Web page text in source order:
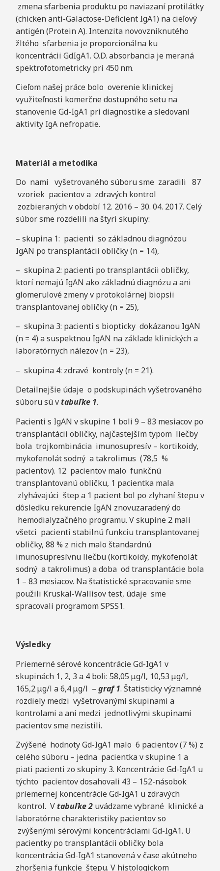
zmena sfarbenia produktu po naviazaní protilátky
(chicken anti-Galactose-Deficient IgA1) na cieľový
antigén (Protein A). Intenzita novovzniknutého
žltého sfarbenia je proporcionálna ku
koncentrácii GdIgA1. O.D. absorbancia je meraná
spektrofotometricky pri 450 nm.
Cieľom našej práce bolo overenie klinickej
využiteľnosti komerčne dostupného setu na
stanovenie Gd-IgA1 pri diagnostike a sledovaní
aktivity IgA nefropatie.
Materiál a metodika
Do nami vyšetrovaného súboru sme zaradili 87
vzoriek pacientov a zdravých kontrol
zozbieraných v období 12. 2016 – 30. 04. 2017. Celý
súbor sme rozdelili na štyri skupiny:
– skupina 1: pacienti so základnou diagnózou
IgAN po transplantácii obličky (n = 14),
– skupina 2: pacienti po transplantácii obličky,
ktorí nemajú IgAN ako základnú diagnózu a ani
glomerulové zmeny v protokolárnej biopsii
transplantovanej obličky (n = 25),
– skupina 3: pacienti s biopticky dokázanou IgAN
(n = 4) a suspektnou IgAN na základe klinických a
laboratórnych nálezov (n = 23),
– skupina 4: zdravé kontroly (n = 21).
Detailnejšie údaje o podskupinách vyšetrovaného
súboru sú vtabuľke 1.
Pacienti s IgAN v skupine 1 boli 9 – 83 mesiacov po
transplantácii obličky, najčastejším typom liečby
bola trojkombinácia imunosupresív – kortikoidy,
mykofenolát sodný a takrolimus (78,5 %
pacientov). 12 pacientov malo funkčnú
transplantovanú obličku, 1 pacientka mala
zlyhávajúci štep a 1 pacient bol po zlyhaní štepu v
dôsledku rekurencie IgAN znovuzaradený do
hemodialyzačného programu. V skupine 2 mali
všetci pacienti stabilnú funkciu transplantovanej
obličky, 88 % z nich malo štandardnú
imunosupresívnu liečbu (kortikoidy, mykofenolát
sodný a takrolimus) a doba od transplantácie bola
1 – 83 mesiacov. Na štatistické spracovanie sme
použili Kruskal-Wallisov test, údaje sme
spracovali programom SPSS1.
Výsledky
Priemerné sérové koncentrácie Gd-IgA1 v
skupinách 1, 2, 3 a 4 boli: 58,05 μg/l, 10,53 μg/l,
165,2 μg/l a 6,4 μg/l – graf 1. Štatisticky významné
rozdiely medzi vyšetrovanými skupinami a
kontrolami a ani medzi jednotlivými skupinami
pacientov sme nezistili.
Zvýšené hodnoty Gd-IgA1 malo 6 pacientov (7 %) z
celého súboru – jedna pacientka v skupine 1 a
piati pacienti zo skupiny 3. Koncentrácie Gd-IgA1 u
týchto pacientov dosahovali 43 – 152-násobok
priemernej koncentrácie Gd-IgA1 u zdravých
kontrol. Vtabuľke 2 uvádzame vybrané klinické a
laboratórne charakteristiky pacientov so
zvýšenými sérovými koncentráciami Gd-IgA1. U
pacientky po transplantácii obličky bola
koncentrácia Gd-IgA1 stanovená v čase akútneho
zhoršenia funkcie štepu. V histologickom